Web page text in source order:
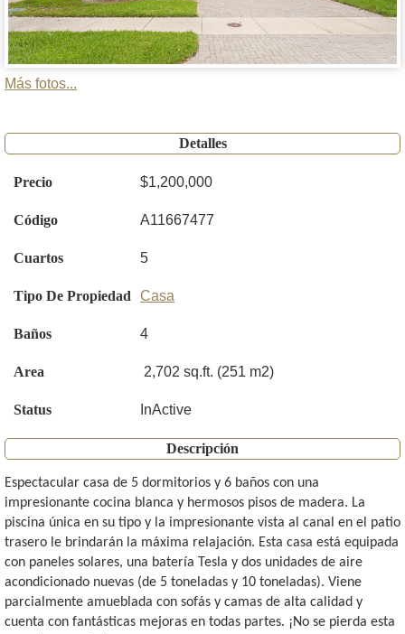
Más fotos...
Detalles
Precio $1,200,000
Código A11667477
Cuartos 5
Tipo De Propiedad Casa
Baños 4
Area 2,702 sq.ft. (251 m2)
Status InActive
Descripción
Espectacular casa de 5 dormitorios y 6 baños con una
impresionante cocina blanca y hermosos pisos de madera. La
piscina única en su tipo y la impresionante vista al canal en el patio
trasero le brindarán la máxima relajación. Esta casa está equipada
con paneles solares, una batería Tesla y dos unidades de aire
acondicionado nuevas (de 5 toneladas y 10 toneladas). Viene
parcialmente amueblada con sofás y camas de alta calidad y
cuenta con fantásticas mejoras en todas partes. ¡No se pierda esta